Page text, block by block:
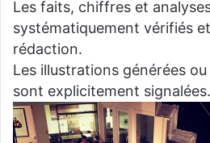
Les faits, chiffres et
systématiquement vérifiés
rédaction.
Les illustrations générées
sont explicitement signalées.